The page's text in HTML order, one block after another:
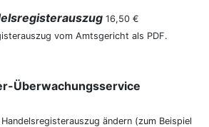
16,50 €
vom Amtsgericht als PDF.
Überwachungsservice
ändern (zum Beispiel